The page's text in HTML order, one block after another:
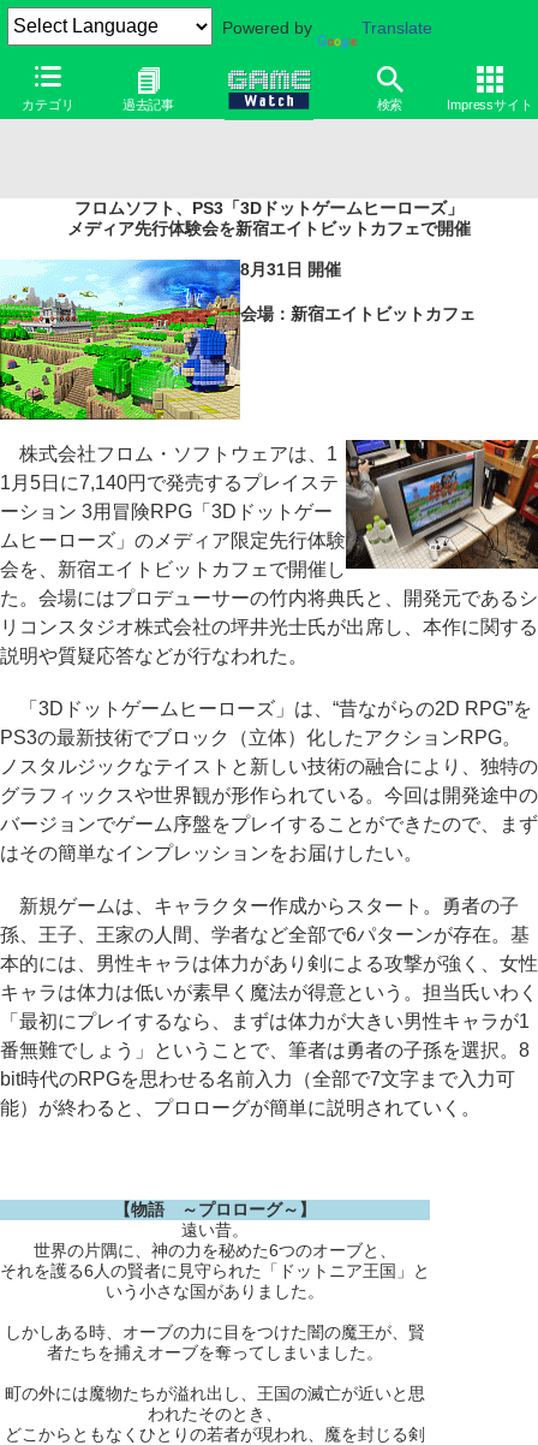
Powered by Translate
カテゴリ 過去記事 検索 Impressサイト
フロムソフト、PS3「3Dドットゲームヒーローズ」
メディア先行体験会を新宿エイトビットカフェで開催
8月31日 開催
会場：新宿エイトビットカフェ
株式会社フロム・ソフトウェアは、1
1月5日に7,140円で発売するプレイステ
ーション 3用冒険RPG「3Dドットゲー
ムヒーローズ」のメディア限定先行体験
会を、新宿エイトビットカフェで開催し
た。会場にはプロデューサーの竹内将典氏と、開発元であるシ
リコンスタジオ株式会社の坪井光士氏が出席し、本作に関する
説明や質疑応答などが行なわれた。
「3Dドットゲームヒーローズ」は、“昔ながらの2D RPG”を
PS3の最新技術でブロック（立体）化したアクションRPG。
ノスタルジックなテイストと新しい技術の融合により、独特の
グラフィックスや世界観が形作られている。今回は開発途中の
バージョンでゲーム序盤をプレイすることができたので、まず
はその簡単なインプレッションをお届けしたい。
新規ゲームは、キャラクター作成からスタート。勇者の子
孫、王子、王家の人間、学者など全部で6パターンが存在。基
本的には、男性キャラは体力があり剣による攻撃が強く、女性
キャラは体力は低いが素早く魔法が得意という。担当氏いわく
「最初にプレイするなら、まずは体力が大きい男性キャラが1
番無難でしょう」ということで、筆者は勇者の子孫を選択。8
bit時代のRPGを思わせる名前入力（全部で7文字まで入力可
能）が終わると、プロローグが簡単に説明されていく。
【物語 ～プロローグ～】
遠い昔。
世界の片隅に、神の力を秘めた6つのオーブと、
それを護る6人の賢者に見守られた「ドットニア王国」と
いう小さな国がありました。
しかしある時、オーブの力に目をつけた闇の魔王が、賢
者たちを捕えオーブを奪ってしまいました。
町の外には魔物たちが溢れ出し、王国の滅亡が近いと思
われたそのとき、
どこからともなくひとりの若者が現われ、魔を封じる剣